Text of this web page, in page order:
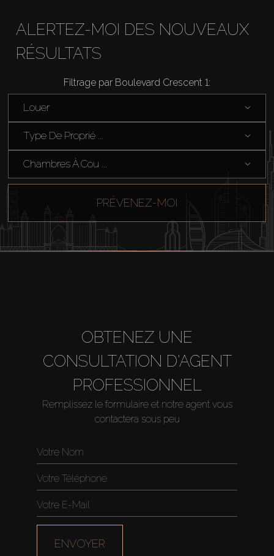
Louer
Vendre
Hors Plan
ALERTEZ-MOI DES NOUVEAUX
RÉSULTATS
Filtrage par Boulevard Crescent 1:
Louer
Type De Proprié ...
Chambres À Cou ...
PRÉVENEZ-MOI
OBTENEZ UNE
CONSULTATION D'AGENT
PROFESSIONNEL
Remplissez le formulaire et notre agent vous
contactera sous peu
ENVOYER